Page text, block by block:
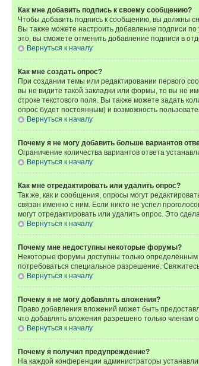
Как мне добавить подпись к своему сообщению?
Чтобы добавить подпись к сообщению, вы должны
Вы также можете настроить добавление подписи
это, вы сможете отменить добавление подписи в
Вернуться к началу
Как мне создать опрос?
При создании темы или редактировании первого
вы не видите такой закладки или формы, то вы не
строке текстового поля. Вы также можете задать
опрос будет постоянным) и возможность
Вернуться к началу
Почему я не могу добавить больше вариантов
Ограничение количества вариантов ответа
Вернуться к началу
Как мне отредактировать или удалить опрос?
Так же, как и сообщения, опросы могут
связан именно с ним. Если никто не успел
могут отредактировать или удалить опрос. Это
Вернуться к началу
Почему мне недоступны некоторые форумы?
Некоторые форумы доступны только определённым
потребоваться специальное разрешение.
Вернуться к началу
Почему я не могу добавлять вложения?
Право добавления вложений может быть
что добавлять вложения разрешено только членам
Вернуться к началу
Почему я получил предупреждение?
На каждой конференции администраторы